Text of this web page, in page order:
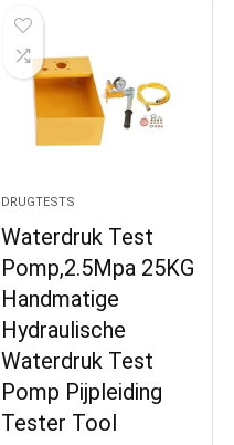
DRUGTESTS
Waterdruk Test
Pomp,2.5Mpa 25KG
Handmatige
Hydraulische
Waterdruk Test
Pomp Pijpleiding
Tester Tool